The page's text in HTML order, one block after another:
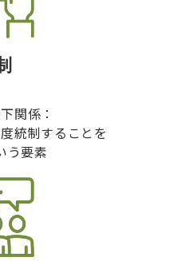
関係：
統制することを
う要素